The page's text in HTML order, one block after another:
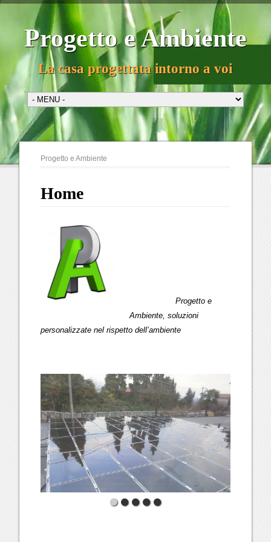
Progetto e Ambiente
La casa progettata intorno a voi
Progetto e Ambiente
Home
Progetto e
Ambiente, soluzioni
personalizzate nel rispetto dell’ambiente